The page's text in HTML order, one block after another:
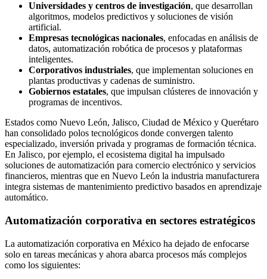
Universidades y centros de investigación, que desarrollan
algoritmos, modelos predictivos y soluciones de visión
artificial.
Empresas tecnológicas nacionales, enfocadas en análisis de
datos, automatización robótica de procesos y plataformas
inteligentes.
Corporativos industriales, que implementan soluciones en
plantas productivas y cadenas de suministro.
Gobiernos estatales, que impulsan clústeres de innovación y
programas de incentivos.
Estados como Nuevo León, Jalisco, Ciudad de México y Querétaro
han consolidado polos tecnológicos donde convergen talento
especializado, inversión privada y programas de formación técnica.
En Jalisco, por ejemplo, el ecosistema digital ha impulsado
soluciones de automatización para comercio electrónico y servicios
financieros, mientras que en Nuevo León la industria manufacturera
integra sistemas de mantenimiento predictivo basados en aprendizaje
automático.
Automatización corporativa en sectores estratégicos
La automatización corporativa en México ha dejado de enfocarse
solo en tareas mecánicas y ahora abarca procesos más complejos
como los siguientes: